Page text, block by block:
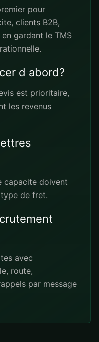
pour
clients B2B,
gardant le TMS
d abord?
est prioritaire,
les revenus
capacite doivent
de fret.
avec
route,
par message